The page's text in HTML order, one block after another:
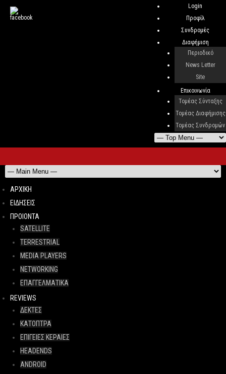
Login
Προφίλ
Συνδρομές
Διαφήμιση
Περιοδικό
News Letter
Site
Επικοινωνία
Τομέας Σύνταξης
Τομέας Διαφήμισης
Τομέας Συνδρομών
ΑΡΧΙΚΗ
ΕΙΔΗΣΕΙΣ
ΠΡΟΙΟΝΤΑ
SATELLITE
TERRESTRIAL
MEDIA PLAYERS
NETWORKING
ΕΠΑΓΓΕΛΜΑΤΙΚΑ
REVIEWS
ΔΕΚΤΕΣ
ΚΑΤΟΠΤΡΑ
ΕΠΙΓΕΙΕΣ ΚΕΡΑΙΕΣ
HEADENDS
ANDROID